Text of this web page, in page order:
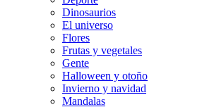
Dinosaurios
El universo
Flores
Frutas y vegetales
Gente
Halloween y otoño
Invierno y navidad
Mandalas